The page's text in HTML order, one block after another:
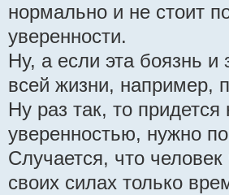
нормально и не стоит
уверенности.
Ну, а если эта боязнь и
всей жизни, например,
Ну раз так, то
уверенностью, нужно
Случается, что человек
своих силах только